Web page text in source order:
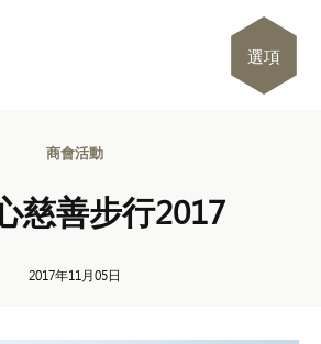
選項
商會活動
慈善步行2017
2017年11月05日